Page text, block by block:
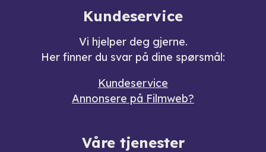
Kundeservice
Vi hjelper deg gjerne.
Her finner du svar på dine spørsmål:
Kundeservice
Annonsere på Filmweb?
Våre tjenester